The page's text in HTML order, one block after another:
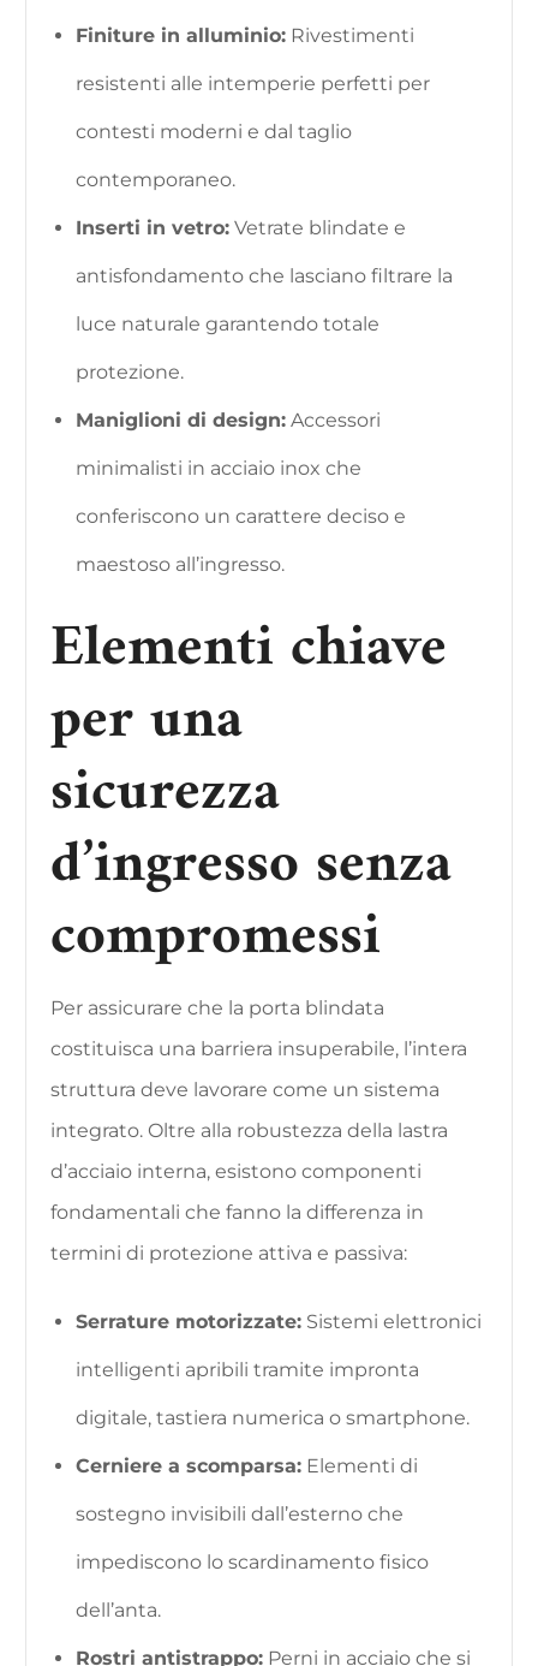
Finiture in alluminio: Rivestimenti
resistenti alle intemperie perfetti per
contesti moderni e dal taglio
contemporaneo.
Inserti in vetro: Vetrate blindate e
antisfondamento che lasciano filtrare la
luce naturale garantendo totale
protezione.
Maniglioni di design: Accessori
minimalisti in acciaio inox che
conferiscono un carattere deciso e
maestoso all’ingresso.
Elementi chiave
per una
sicurezza
d’ingresso senza
compromessi
Per assicurare che la porta blindata
costituisca una barriera insuperabile, l’intera
struttura deve lavorare come un sistema
integrato. Oltre alla robustezza della lastra
d’acciaio interna, esistono componenti
fondamentali che fanno la differenza in
termini di protezione attiva e passiva:
Serrature motorizzate: Sistemi elettronici
intelligenti apribili tramite impronta
digitale, tastiera numerica o smartphone.
Cerniere a scomparsa: Elementi di
sostegno invisibili dall’esterno che
impediscono lo scardinamento fisico
dell’anta.
Rostri antistrappo: Perni in acciaio che si